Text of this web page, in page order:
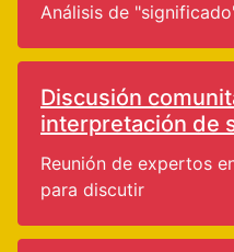
Análisis de
Discusión
interpretación de
Reunión de expertos
para discutir